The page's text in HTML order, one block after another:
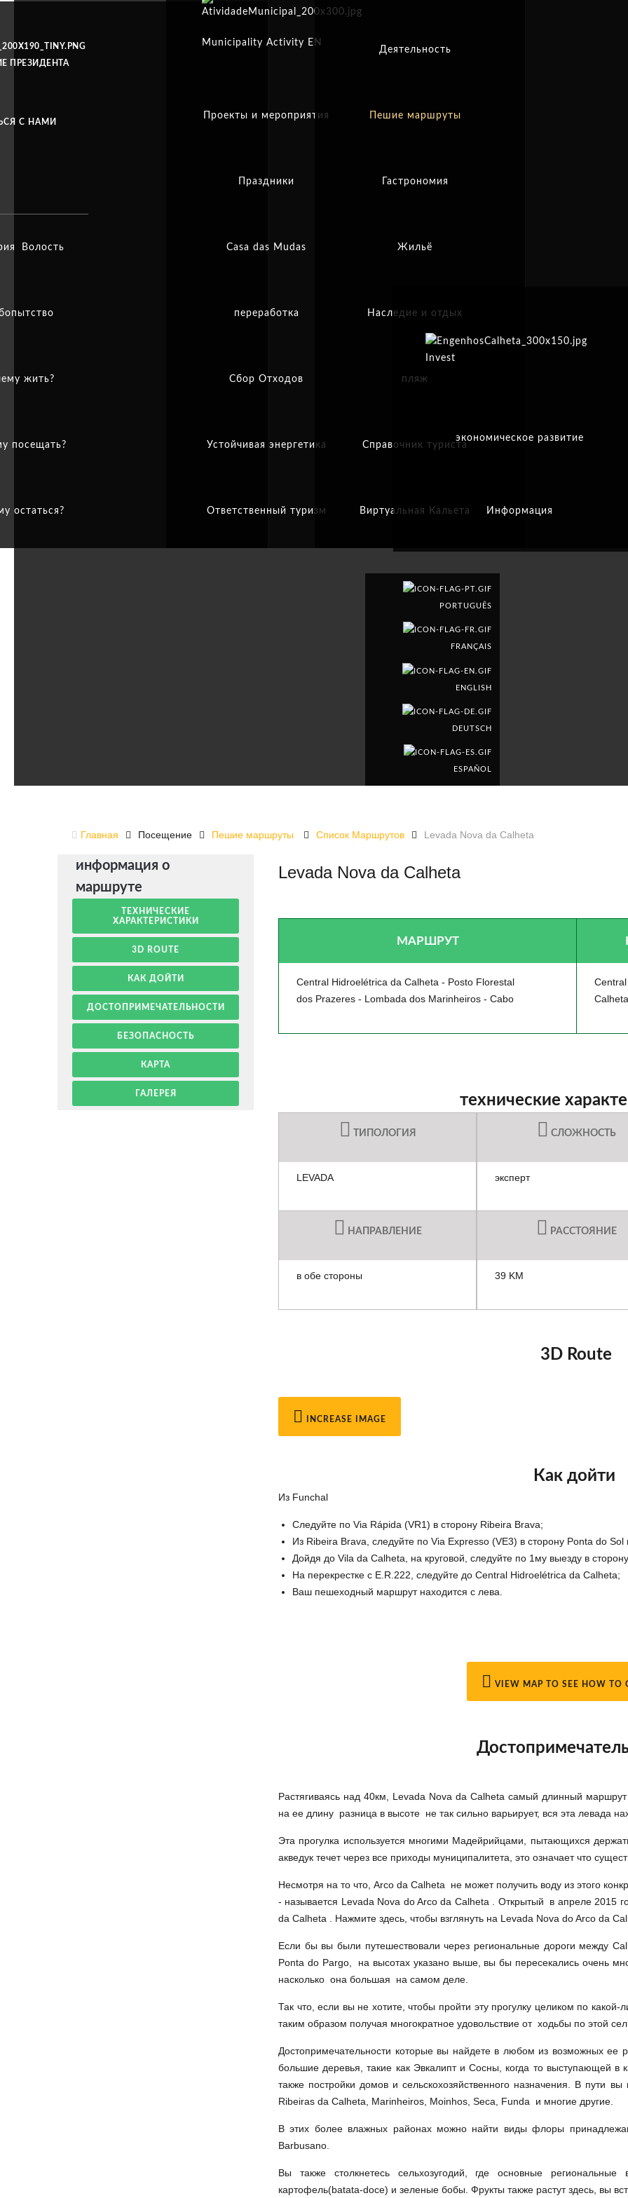
ПРЕЗИДЕНТА
С НАМИ
Волость
жить?
посещать?
остаться?
Municipality Activity EN
Проекты и мероприятия
Праздники
Casa das Mudas
переработка
Сбор Отходов
Устойчивая энергетика
Ответственный туризм
Деятельность
Пешие маршруты
Гастрономия
Жильё
Наследие и отдых
пляж
Справочник туриста
Виртуальная Кальета
Invest
экономическое развитие
Информация
PORTUGUÊS
FRANÇAIS
ENGLISH
DEUTSCH
ESPAÑOL
Главная Посещение Пешие маршруты Список Маршрутов Levada Nova da Calheta
Levada Nova da Calheta
МАРШРУТ
Central Hidroelétrica da Calheta - Posto Florestal
dos Prazeres - Lombada dos Marinheiros - Cabo
Calheta
информация о
маршруте
ТЕХНИЧЕСКИЕ
ХАРАКТЕРИСТИКИ
3D ROUTE
КАК ДОЙТИ
ДОСТОПРИМЕЧАТЕЛЬНОСТИ
БЕЗОПАСНОСТЬ
КАРТА
ГАЛЕРЕЯ технические
ТИПОЛОГИЯ
LEVADA
СЛОЖНОСТЬ
эксперт
НАПРАВЛЕНИЕ
в обе стороны
РАССТОЯНИЕ
39 KM
3D Route
INCREASE IMAGE
Как дойти
Из Funchal
Следуйте по Via Rápida (VR1) в сторону Ribeira Brava;
Из Ribeira Brava, следуйте по Via Expresso (VE3) в сторону Ponta do Sol
Дойдя до Vila da Calheta, на круговой, следуйте по 1му выезду в
На перекрестке с E.R.222, следуйте до Central Hidroelétrica da Calheta;
Ваш пешеходный маршрут находится с лева.
VIEW MAP TO SEE HOW TO
Растягиваясь над 40км, Levada Nova da Calheta самый длинный
на ее длину разница в высоте не так сильно варьирует, вся эта левада
Эта прогулка используется многими Мадейрийцами, пытающихся
акведук течет через все приходы муниципалитета, это означает что
Несмотря на то что, Arco da Calheta не может получить воду из этого
- называется Levada Nova do Arco da Calheta . Открытый в апреле 2015
da Calheta . Нажмите здесь, чтобы взглянуть на Levada Nova do Arco da
Если бы вы были путешествовали через региональные дороги между
Ponta do Pargo, на высотах указано выше, вы бы пересекались очень
насколько она большая на самом деле.
Так что, если вы не хотите, чтобы пройти эту прогулку целиком по
таким образом получая многократное удовольствие от ходьбы по этой
Достопримечательности которые вы найдете в любом из возможных ее
большие деревья, такие как Эвкалипт и Сосны, когда то выступающей в
также постройки домов и сельскохозяйственного назначения. В пути
Ribeiras da Calheta, Marinheiros, Moinhos, Seca, Funda и многие другие.
В этих более влажных районах можно найти виды флоры
Barbusano.
Вы также столкнетесь сельхозугодий, где основные
картофель(batata-doce) и зеленые бобы. Фрукты также растут здесь, вы